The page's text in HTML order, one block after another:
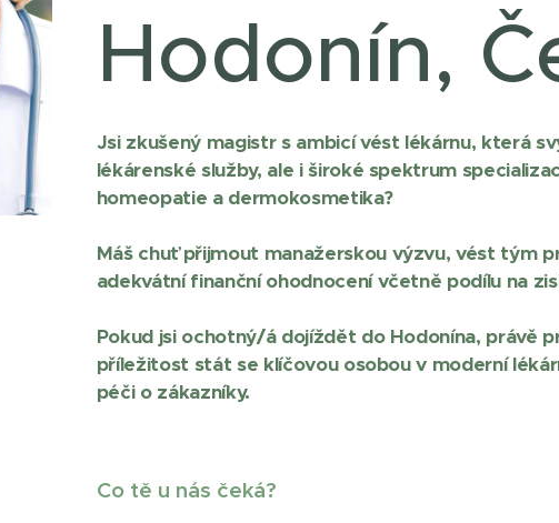
Hodonín,
Jsi zkušený magistr s ambicí vést lékárnu, která
lékárenské služby, ale i široké spektrum
homeopatie a dermokosmetika?
Máš chuť přijmout manažerskou výzvu, vést tým
adekvátní finanční ohodnocení včetně podílu na
Pokud jsi ochotný/á dojíždět do Hodonína, právě
příležitost stát se klíčovou osobou v moderní
péči o zákazníky.
Co tě u nás čeká?